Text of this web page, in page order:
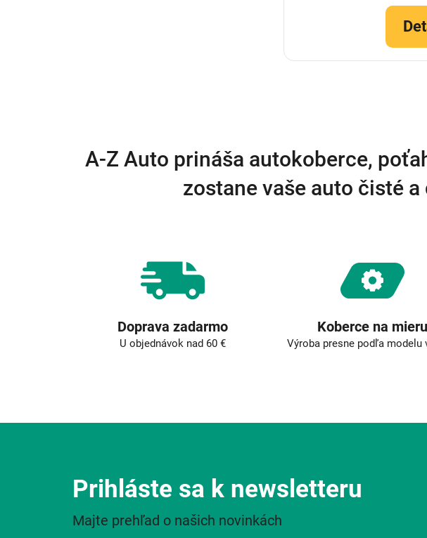
A-Z Auto prináša autokoberce,
zostane vaše auto čisté
Doprava zadarmo
U objednávok nad 60 €
Koberce na mieru
Výroba presne podľa modelu
Prihláste sa k newsletteru
Majte prehľad o našich novinkách